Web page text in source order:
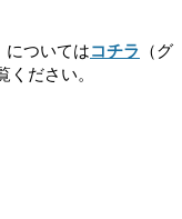
についてはコチラ
（グ
ださい。